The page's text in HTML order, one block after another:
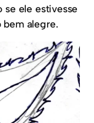
se ele estivesse
alegre.